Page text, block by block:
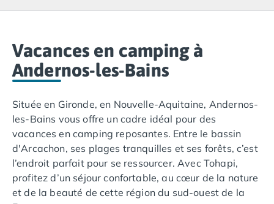
Camping Les Landes
Camping Biscarrosse
Camping Capbreton
Camping Messanges
Camping Moliets et Maa
Camping Sanguinet
Camping Seignosse
Camping Vieux Boucau les Bains
Camping Pyrénées Atlantiques
Camping Bayonne
Vacances en camping à
Andernos-les-Bains
Située en Gironde, en Nouvelle-Aquitaine, Andernos-
les-Bains vous offre un cadre idéal pour des
vacances en camping reposantes. Entre le bassin
d'Arcachon, ses plages tranquilles et ses forêts, c’est
l’endroit parfait pour se ressourcer. Avec Tohapi,
profitez d’un séjour confortable, au cœur de la nature
et de la beauté de cette région du sud-ouest de la